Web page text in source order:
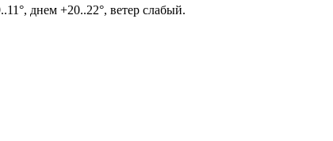
днем +20..22°, ветер слабый.